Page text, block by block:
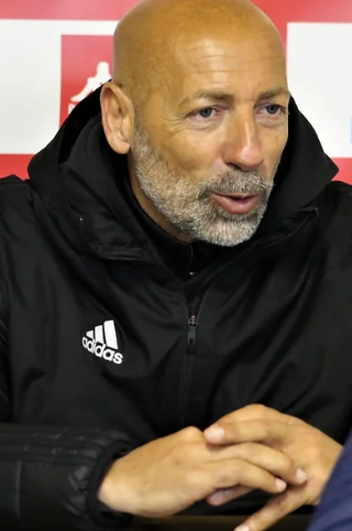
La Società comunica che, a seguito del colloquio
intercorso tra il Presidente Stefano Compagnoni e il
Direttore Sportivo Simone Adani,...